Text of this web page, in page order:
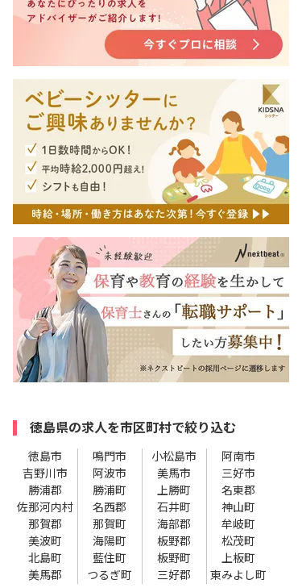
徳島県の求人を市区町村で絞り込む
徳島市 鳴門市 小松島市
阿南市
吉野川市
阿波市 美馬市
三好市
勝浦郡
勝浦町 上勝町
名東郡
佐那河内村
名西郡 石井町
神山町
那賀郡
那賀町 海部郡
牟岐町
美波町
海陽町 板野郡
松茂町
北島町
藍住町 板野町
上板町
美馬郡
つるぎ町 三好郡 東みよし町